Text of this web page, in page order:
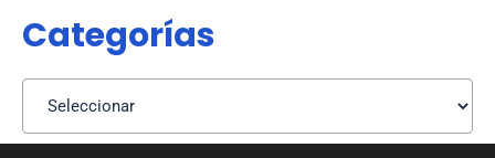
Categorías